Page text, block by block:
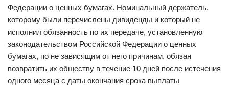
Федерации о ценных бумагах. Номинальный держатель,
которому были перечислены дивиденды и который не
исполнил обязанность по их передаче, установленную
законодательством Российской Федерации о ценных
бумагах, по не зависящим от него причинам, обязан
возвратить их обществу в течение 10 дней после истечения
одного месяца с даты окончания срока выплаты